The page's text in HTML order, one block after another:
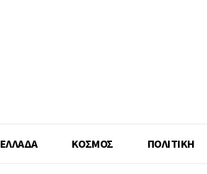
ΕΛΛΑΔΑ ΚΟΣΜΟΣ ΠΟΛΙΤΙΚΗ